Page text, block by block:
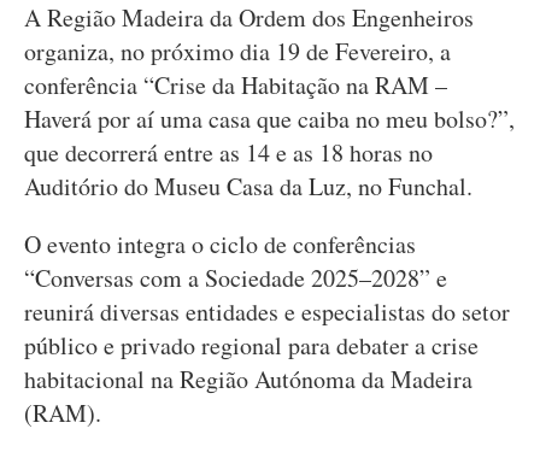
A Região Madeira da Ordem dos Engenheiros
organiza, no próximo dia 19 de Fevereiro, a
conferência “Crise da Habitação na RAM –
Haverá por aí uma casa que caiba no meu bolso?”,
que decorrerá entre as 14 e as 18 horas no
Auditório do Museu Casa da Luz, no Funchal.
O evento integra o ciclo de conferências
“Conversas com a Sociedade 2025–2028” e
reunirá diversas entidades e especialistas do setor
público e privado regional para debater a crise
habitacional na Região Autónoma da Madeira
(RAM).